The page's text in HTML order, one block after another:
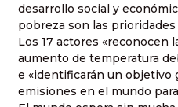
desarrollo social y
pobreza son las prioridades
Los 17 actores «reconocen
aumento de temperatura
e «identificarán un objetivo
emisiones en el mundo